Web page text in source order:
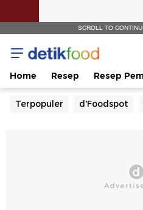
SCROLL TO
Home Resep Resep
Terpopuler d'Foodspot